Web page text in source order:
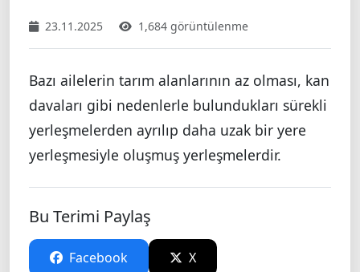
23.11.2025 1,684 görüntülenme
Bazı ailelerin tarım alanlarının az olması, kan
davaları gibi nedenlerle bulundukları sürekli
yerleşmelerden ayrılıp daha uzak bir yere
yerleşmesiyle oluşmuş yerleşmelerdir.
Bu Terimi Paylaş
Facebook X